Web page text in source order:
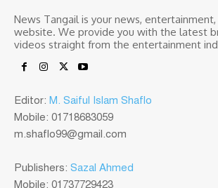
News Tangail is your news, entertainment,
website. We provide you with the latest
videos straight from the entertainment
Editor: M. Saiful Islam Shaflo
Mobile: 01718683059
m.shaflo99@gmail.com
Publishers: Sazal Ahmed
Mobile: 01737729423